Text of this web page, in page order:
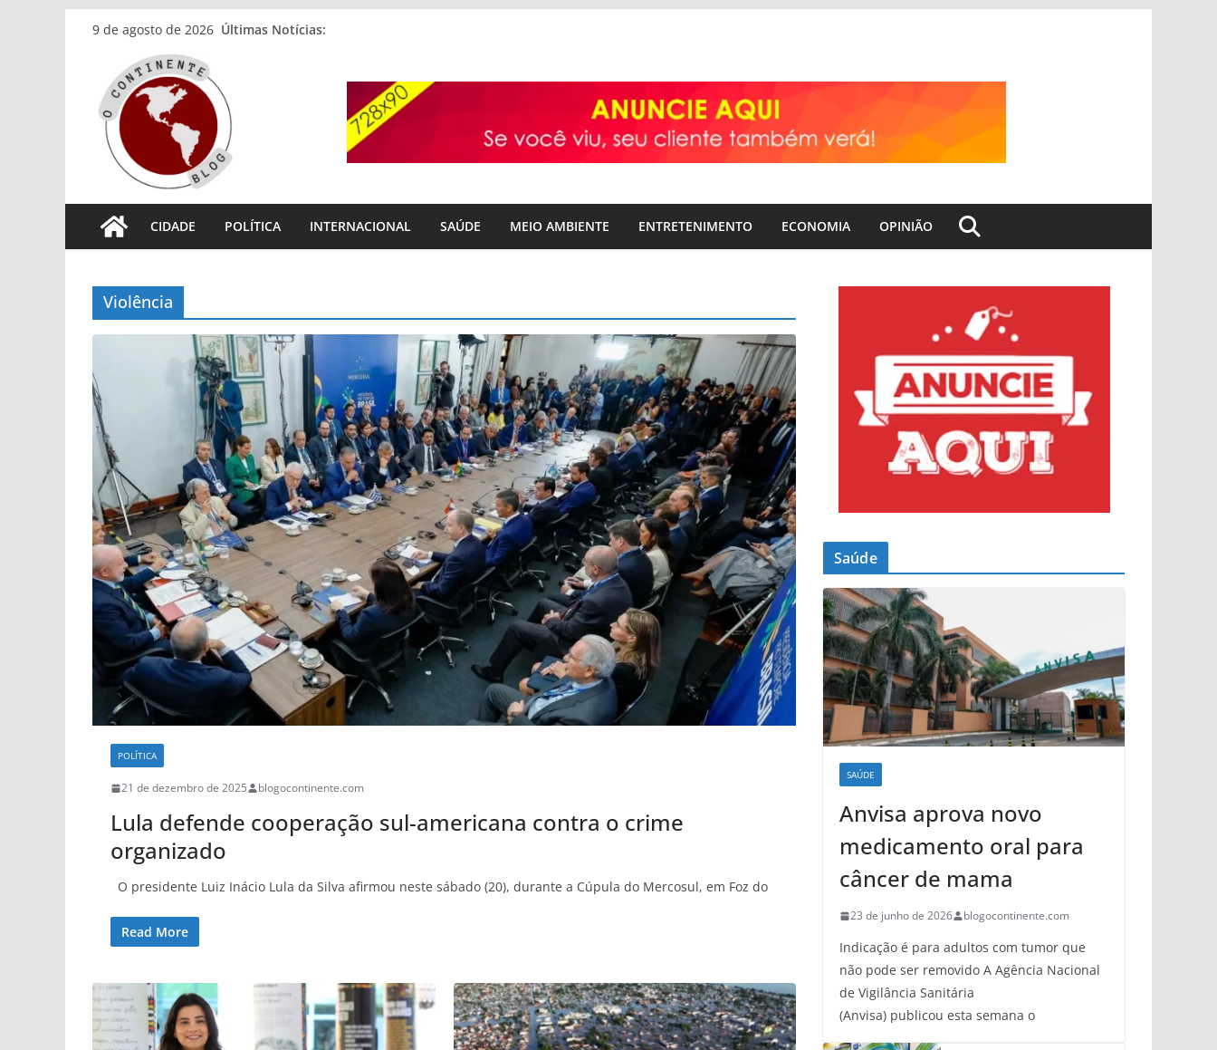
Pular
conteúdo
9 de agosto de 2026 Últimas Notícias:
CIDADE POLÍTICA INTERNACIONAL SAÚDE MEIO AMBIENTE ENTRETENIMENTO ECONOMIA OPINIÃO
Violência
POLÍTICA
21 de dezembro de 2025 blogocontinente.com
Lula defende cooperação sul-americana contra o crime
organizado
O presidente Luiz Inácio Lula da Silva afirmou neste sábado (20), durante a Cúpula do Mercosul, em Foz do
Read More
Saúde
SAÚDE
Anvisa aprova novo
medicamento oral para
câncer de mama
23 de junho de 2026 blogocontinente.com
Indicação é para adultos com tumor que
não pode ser removido A Agência Nacional
de Vigilância Sanitária
(Anvisa) publicou esta semana o